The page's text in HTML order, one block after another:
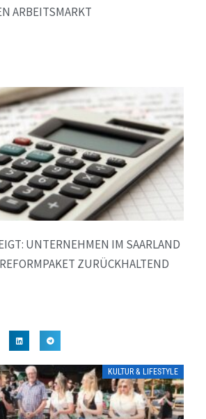
ARBEITSMARKT
UNTERNEHMEN IM SAARLAND
ZURÜCKHALTEND
KULTUR & LIFESTYLE